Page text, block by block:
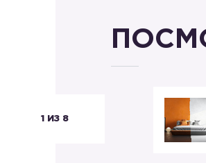
1 ИЗ 8